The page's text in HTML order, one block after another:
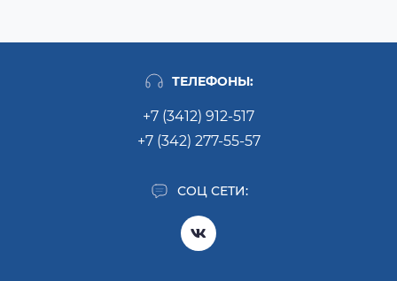
ТЕЛЕФОНЫ:
+7 (3412) 912-517
+7 (342) 277-55-57
СОЦ СЕТИ: